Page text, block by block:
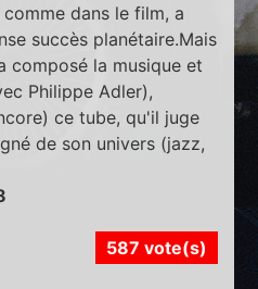
dans le film, a
succès planétaire.Mais
composé la musique et
Philippe Adler),
ce tube, qu'il juge
de son univers (jazz,
587 vote(s)